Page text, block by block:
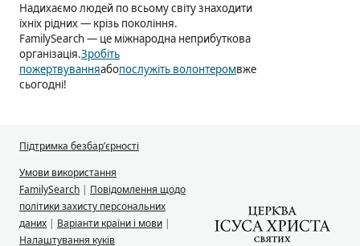
Надихаємо людей по всьому світу знаходити
їхніх рідних — крізь покоління.
FamilySearch — це міжнародна неприбуткова
організація.Зробіть
пожертвуванняабопослужіть волонтеромвже
сьогодні!
Підтримка безбар’єрності
Умови використання
FamilySearch | Повідомлення щодо
політики захисту персональних
даних | Варіанти країни і мови |
Налаштування куків